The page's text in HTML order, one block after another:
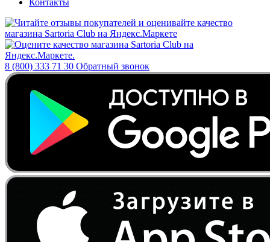
8 (800) 333 71 30 Обратный звонок